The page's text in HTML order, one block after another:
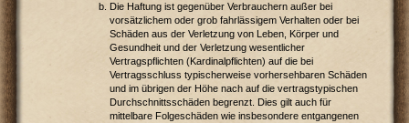
Die Haftung ist gegenüber Verbrauchern außer bei
vorsätzlichem oder grob fahrlässigem Verhalten oder bei
Schäden aus der Verletzung von Leben, Körper und
Gesundheit und der Verletzung wesentlicher
Vertragspflichten (Kardinalpflichten) auf die bei
Vertragsschluss typischerweise vorhersehbaren Schäden
und im übrigen der Höhe nach auf die vertragstypischen
Durchschnittsschäden begrenzt. Dies gilt auch für
mittelbare Folgeschäden wie insbesondere entgangenen